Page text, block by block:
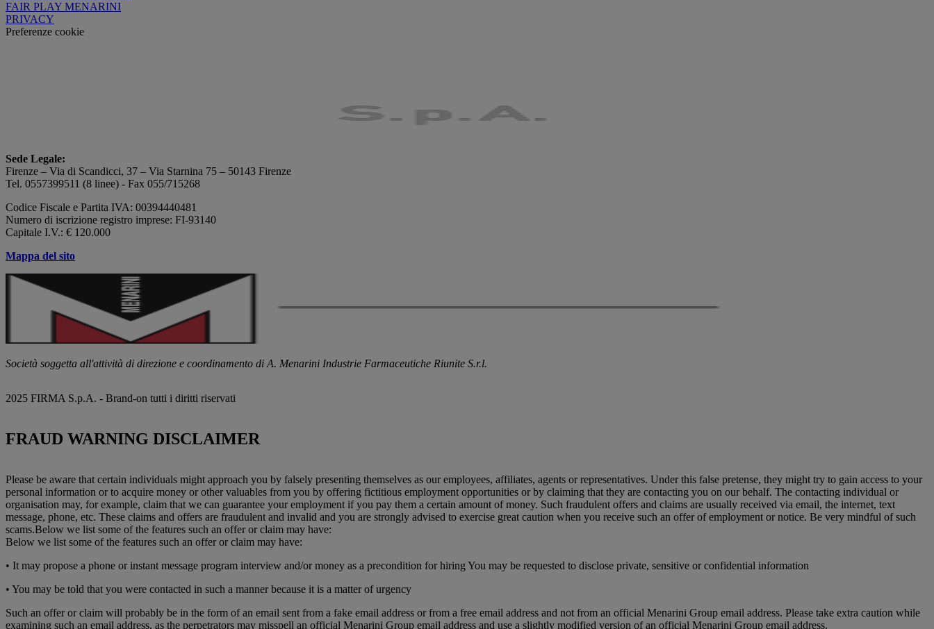
FAIR PLAY MENARINI
PRIVACY
Preferenze cookie
Sede Legale:
Firenze – Via di Scandicci, 37 – Via Starnina 75 – 50143 Firenze
Tel. 0557399511 (8 linee) - Fax 055/715268
Codice Fiscale e Partita IVA: 00394440481
Numero di iscrizione registro imprese: FI-93140
Capitale I.V.: € 120.000
Mappa del sito
Società soggetta all'attività di direzione e coordinamento di A. Menarini Industrie Farmaceutiche Riunite S.r.l.
2025 FIRMA S.p.A. - Brand-on tutti i diritti riservati
FRAUD WARNING DISCLAIMER
Please be aware that certain individuals might approach you by falsely presenting themselves as our employees, affiliates, agents or representatives. Under this false pretense, they might try to gain access to your
personal information or to acquire money or other valuables from you by offering fictitious employment opportunities or by claiming that they are contacting you on our behalf. The contacting individual or
organisation may, for example, claim that we can guarantee your employment if you pay them a certain amount of money. Such fraudulent offers and claims are usually received via email, the internet, text
message, phone, etc. These claims and offers are fraudulent and invalid and you are strongly advised to exercise great caution when you receive such an offer of employment or notice. Be very mindful of such
scams.Below we list some of the features such an offer or claim may have:
Below we list some of the features such an offer or claim may have:
• It may propose a phone or instant message program interview and/or money as a precondition for hiring You may be requested to disclose private, sensitive or confidential information
• You may be told that you were contacted in such a manner because it is a matter of urgency
Such an offer or claim will probably be in the form of an email sent from a fake email address or from a free email address and not from an official Menarini Group email address. Please take extra caution while
examining such an email address, as the perpetrators may misspell an official Menarini Group email address and use a slightly modified version of an official Menarini Group email address.